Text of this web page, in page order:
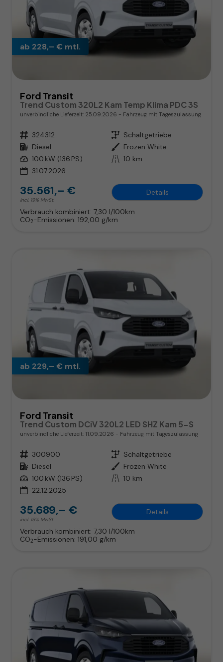
ab 228,– € mtl.
Ford Transit
Trend Custom 320L2 Kam Temp Klima PDC 3S
unverbindliche Lieferzeit: 25.09.2026 Fahrzeug mit Tageszulassung
Fahrzeugnr. 324312 Getriebe Schaltgetriebe
Kraftstoff Diesel Außenfarbe Frozen White
Leistung 100 kW (136 PS) Kilometerstand 10 km
31.07.2026
35.561,– €
incl. 19% MwSt.
Details
Verbrauch kombiniert: 7,30 l/100km
CO2-Emissionen: 192,00 g/km
ab 229,– € mtl.
Ford Transit
Trend Custom DCiV 320L2 LED SHZ Kam 5-S
unverbindliche Lieferzeit: 11.09.2026 Fahrzeug mit Tageszulassung
Fahrzeugnr. 300900 Getriebe Schaltgetriebe
Kraftstoff Diesel Außenfarbe Frozen White
Leistung 100 kW (136 PS) Kilometerstand 10 km
22.12.2025
35.689,– €
incl. 19% MwSt.
Details
Verbrauch kombiniert: 7,30 l/100km
CO2-Emissionen: 191,00 g/km